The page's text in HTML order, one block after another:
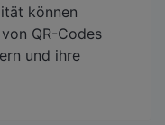
können
QR-Codes
und ihre